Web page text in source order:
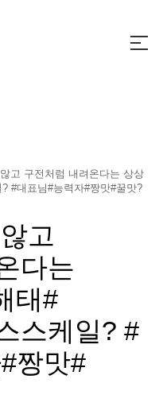
메
고 구전처럼 내려온다는 상상
#대표님#능력자#짱맛#꿀맛?
고
다는
태#
스케일? #
짱맛#